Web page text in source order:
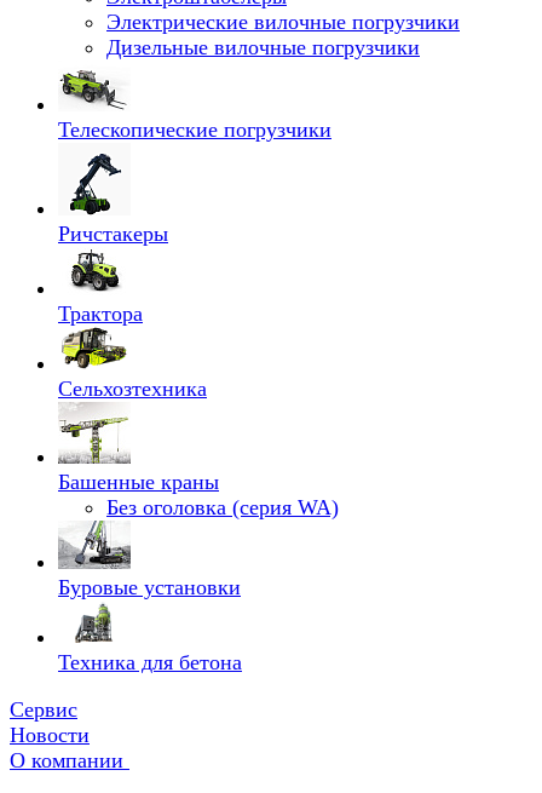
Электрические вилочные погрузчики
Дизельные вилочные погрузчики
Телескопические погрузчики
Ричстакеры
Трактора
Сельхозтехника
Башенные краны
Без оголовка (серия WA)
Буровые установки
Техника для бетона
Сервис
Новости
О компании